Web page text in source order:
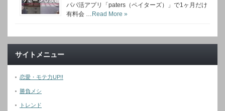
パパ活アプリ「paters（ペイターズ）」で1ヶ月だけ
有料会 … Read More »
サイトメニュー
恋愛・モテ力UP!!
勝負メシ
トレンド